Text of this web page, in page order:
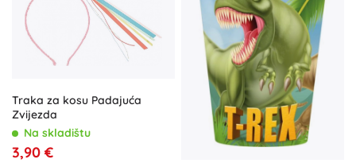
Traka za kosu Padajuća
Zvijezda
Na skladištu
3,90 €